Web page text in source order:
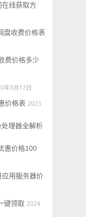
线获取方
盘收费价格表
费价格多少
年5月17日
价格表 2023
理器全解析
惠价格100
用服务器价
键领取 2024